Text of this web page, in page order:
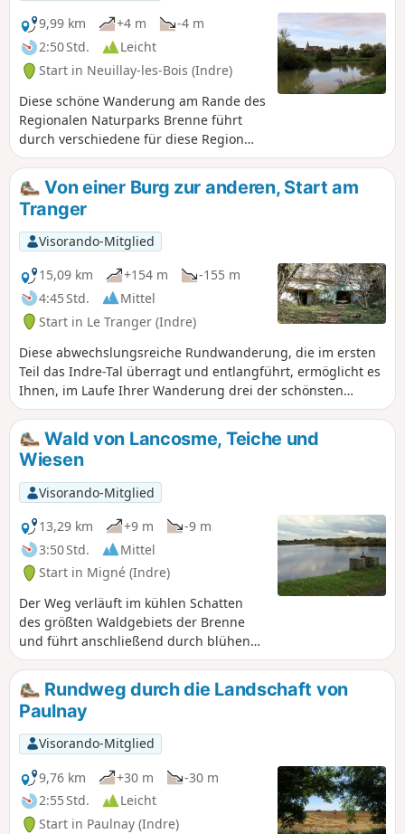
9,99 km
+4 m
-4 m
2:50 Std.
Leicht
Start in Neuillay-les-Bois (Indre)
Diese schöne Wanderung am Rande des
Regionalen Naturparks Brenne führt
durch verschiedene für diese Region
typische Landschaften: Wiesen, Teiche
und angenehmes Unterholz.
Von einer Burg zur anderen, Start am
Tranger
Visorando-Mitglied
15,09 km
+154 m
-155 m
4:45 Std.
Mittel
Start in Le Tranger (Indre)
Diese abwechslungsreiche Rundwanderung, die im ersten
Teil das Indre-Tal überragt und entlangführt, ermöglicht es
Ihnen, im Laufe Ihrer Wanderung drei der schönsten
Anwesen der Region zu entdecken.
Wald von Lancosme, Teiche und
Wiesen
Visorando-Mitglied
13,29 km
+9 m
-9 m
3:50 Std.
Mittel
Start in Migné (Indre)
Der Weg verläuft im kühlen Schatten
des größten Waldgebiets der Brenne
und führt anschließend durch blühende
Wiesen mit Hügeln und Teichen. Es
handelt sich um einen einführenden
Spaziergang durch das Land der Düfte,
das auch eine außergewöhnliche
Farbpalette zu bieten hat!
Rundweg durch die Landschaft von
Paulnay
Visorando-Mitglied
9,76 km
+30 m
-30 m
2:55 Std.
Leicht
Start in Paulnay (Indre)